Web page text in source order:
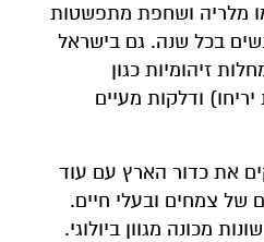
מלריה ושחפת מתפשטות
בכל שנה. גם בישראל
זיהומיות כגון
ודלקות מעיים
את כדור הארץ עם עוד
של צמחים ובעלי חיים.
מכונה מגוון ביולוגי.